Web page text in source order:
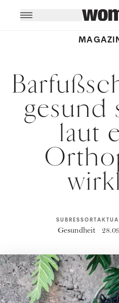
gesund
laut
SUBRESSORT
Gesundheit